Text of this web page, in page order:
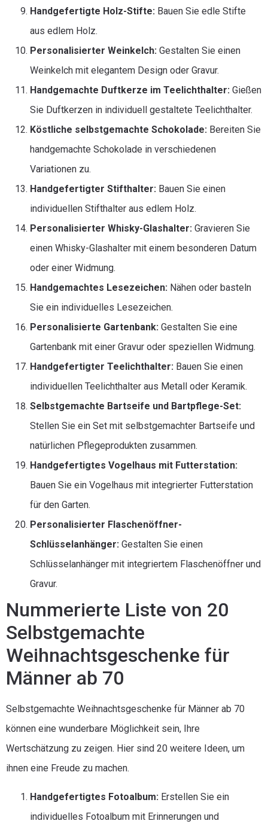
Handgefertigte Holz-Stifte: Bauen Sie edle Stifte
aus edlem Holz.
Personalisierter Weinkelch: Gestalten Sie einen
Weinkelch mit elegantem Design oder Gravur.
Handgemachte Duftkerze im Teelichthalter: Gießen
Sie Duftkerzen in individuell gestaltete Teelichthalter.
Köstliche selbstgemachte Schokolade: Bereiten Sie
handgemachte Schokolade in verschiedenen
Variationen zu.
Handgefertigter Stifthalter: Bauen Sie einen
individuellen Stifthalter aus edlem Holz.
Personalisierter Whisky-Glashalter: Gravieren Sie
einen Whisky-Glashalter mit einem besonderen Datum
oder einer Widmung.
Handgemachtes Lesezeichen: Nähen oder basteln
Sie ein individuelles Lesezeichen.
Personalisierte Gartenbank: Gestalten Sie eine
Gartenbank mit einer Gravur oder speziellen Widmung.
Handgefertigter Teelichthalter: Bauen Sie einen
individuellen Teelichthalter aus Metall oder Keramik.
Selbstgemachte Bartseife und Bartpflege-Set:
Stellen Sie ein Set mit selbstgemachter Bartseife und
natürlichen Pflegeprodukten zusammen.
Handgefertigtes Vogelhaus mit Futterstation:
Bauen Sie ein Vogelhaus mit integrierter Futterstation
für den Garten.
Personalisierter Flaschenöffner-
Schlüsselanhänger: Gestalten Sie einen
Schlüsselanhänger mit integriertem Flaschenöffner und
Gravur.
Nummerierte Liste von 20
Selbstgemachte
Weihnachtsgeschenke für
Männer ab 70
Selbstgemachte Weihnachtsgeschenke für Männer ab 70
können eine wunderbare Möglichkeit sein, Ihre
Wertschätzung zu zeigen. Hier sind 20 weitere Ideen, um
ihnen eine Freude zu machen.
Handgefertigtes Fotoalbum: Erstellen Sie ein
individuelles Fotoalbum mit Erinnerungen und